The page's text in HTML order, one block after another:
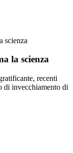
scienza
la scienza
recenti
di invecchiamento di